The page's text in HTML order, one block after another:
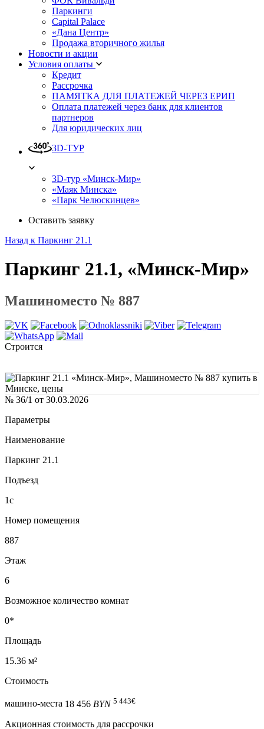
Паркинги
Capital Palace
«Дана Центр»
Продажа вторичного жилья
Новости и акции
Условия оплаты
Кредит
Рассрочка
ПАМЯТКА ДЛЯ ПЛАТЕЖЕЙ ЧЕРЕЗ ЕРИП
Оплата платежей через банк для клиентов
партнеров
Для юридических лиц
3D-ТУР
3D-тур «Минск-Мир»
«Маяк Минска»
«Парк Челюскинцев»
Оставить заявку
Назад к Паркинг 21.1
Паркинг 21.1, «Минск-Мир»
Машиноместо № 887
Строится
№ 36/1 от 30.03.2026
Параметры
Наименование
Паркинг 21.1
Подъезд
1с
Номер помещения
887
Этаж
6
Возможное количество комнат
0*
Площадь
15.36 м²
Стоимость
машино-места 18 456 BYN 5 443€
Акционная стоимость для рассрочки